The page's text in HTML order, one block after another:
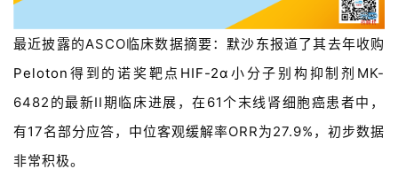
最近披露的ASCO临床数据摘要： 默沙东报道了其去年收购
Peloton 得到的诺奖靶点 HIF-2α 小分子别构抑制剂MK-
6482的最新II期临床进展，在61个末线肾细胞癌患者中，
有17名部分应答，中位客观缓解率ORR为27.9%，初步数据
非常积极。